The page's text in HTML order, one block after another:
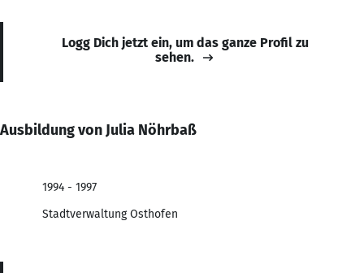
Logg Dich jetzt ein, um das ganze Profil zu
sehen.
Ausbildung von Julia Nöhrbaß
1994 - 1997
Stadtverwaltung Osthofen